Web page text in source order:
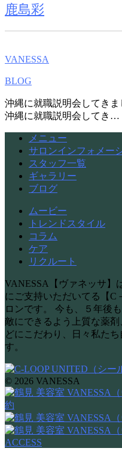
鹿島彩
VANESSA
BLOG
沖縄に就職説明会してきま
沖縄に就職説明会してき…
メニュー
サロンインフォメー
スタッフ一覧
ギャラリー
ブログ
ムービー
トレンドスタイル
コラム
ケア
リクルート
VANESSA【ヴァネッサ】
にご支持いただいてる【C
ロンです。 今も、５年後
敵にできるよう上質な薬
どにこだわり、日々私た
す。
© 2026 VANESSA
約
ACCESS